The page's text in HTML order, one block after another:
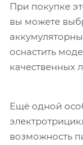
При покупке
вы можете
оснастить
качественных
Ещё одной
возможность